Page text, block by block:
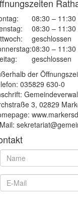
08:30 – 11:30
08:30 –
geschlossen
08:30 –
geschlossen
der
035829 630-0
3, 02829